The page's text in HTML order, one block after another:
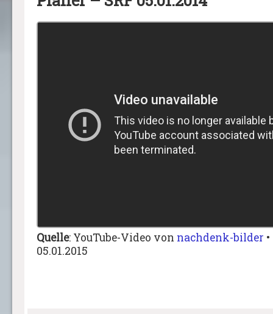
Quelle: YouTube-Video von nachdenk-bilder
05.01.2015